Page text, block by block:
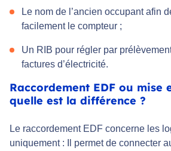
Le nom de l’ancien occupant afin
facilement le compteur ;
Un RIB pour régler par
factures d’électricité.
Raccordement EDF ou mise
quelle est la différence ?
Le raccordement EDF concerne les
uniquement : Il permet de connecter